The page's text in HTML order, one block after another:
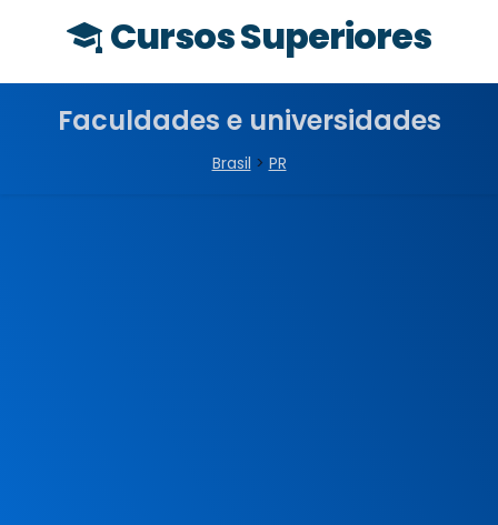
Cursos Superiores
Faculdades e universidades
Brasil > PR